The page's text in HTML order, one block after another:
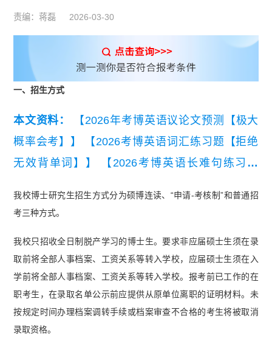
责编：蒋磊 2026-03-30
一、招生方式
本文资料：
【2026年考博英语议论文预测【极大
概率会考】】
【2026考博英语词汇练习题【拒绝
无效背单词】】
【2026考博英语长难句练习题
我校博士研究生招生方式分为硕博连读、“申请-考核制”和普通招
考三种方式。
我校只招收全日制脱产学习的博士生。要求非应届硕士生须在录
取前将全部人事档案、工资关系等转入学校，应届硕士生须在入
学前将全部人事档案、工资关系等转入学校。报考前已工作的在
职考生，在录取名单公示前应提供从原单位离职的证明材料。未
按规定时间办理档案调转手续或档案审查不合格的考生将被取消
录取资格。